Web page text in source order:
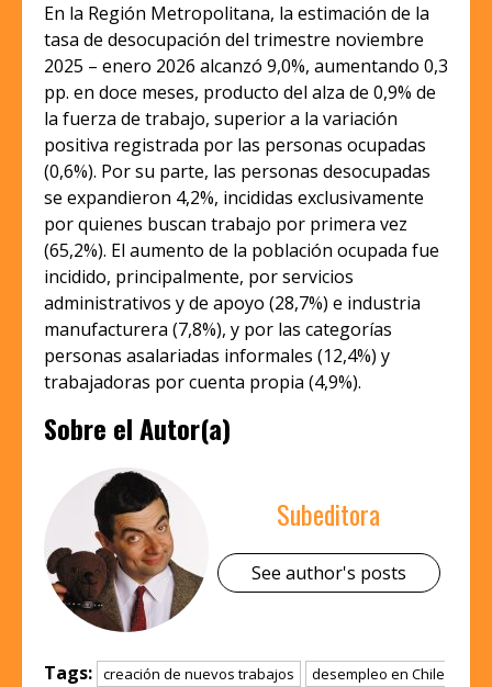
En la Región Metropolitana, la estimación de la
tasa de desocupación del trimestre noviembre
2025 – enero 2026 alcanzó 9,0%, aumentando 0,3
pp. en doce meses, producto del alza de 0,9% de
la fuerza de trabajo, superior a la variación
positiva registrada por las personas ocupadas
(0,6%). Por su parte, las personas desocupadas
se expandieron 4,2%, incididas exclusivamente
por quienes buscan trabajo por primera vez
(65,2%). El aumento de la población ocupada fue
incidido, principalmente, por servicios
administrativos y de apoyo (28,7%) e industria
manufacturera (7,8%), y por las categorías
personas asalariadas informales (12,4%) y
trabajadoras por cuenta propia (4,9%).
Sobre el Autor(a)
Subeditora
See author's posts
Tags: creación de nuevos trabajos
desempleo en Chile